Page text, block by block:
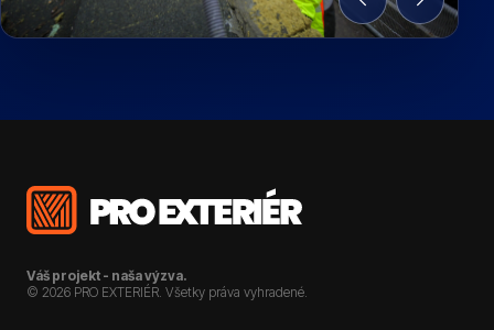
Váš projekt - naša výzva.
© 2026 PRO EXTERIÉR. Všetky práva vyhradené.